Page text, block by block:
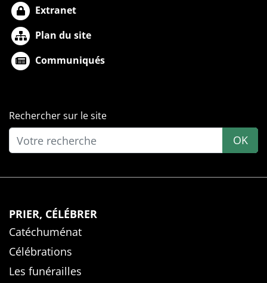
Extranet
Plan du site
Communiqués
Rechercher sur le site
OK
PRIER, CÉLÉBRER
Catéchuménat
Célébrations
Les funérailles